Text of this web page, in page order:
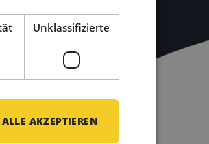
Unklassifizierte
ALLE AKZEPTIEREN